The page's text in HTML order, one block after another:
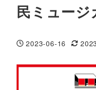
民ミュー
投稿日
2023-06-16
更新日